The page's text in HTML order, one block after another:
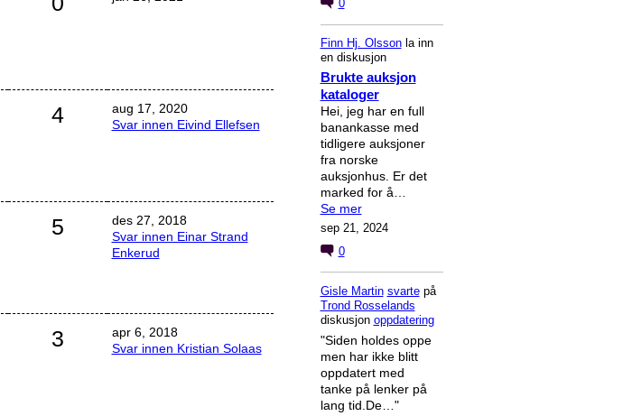
4
aug 17, 2020
Svar innen Eivind Ellefsen
5
des 27, 2018
Svar innen Einar Strand
Enkerud
3
apr 6, 2018
Svar innen Kristian Solaas
0
Finn Hj. Olssonla inn
en diskusjon
Brukte auksjon
kataloger
Hei, jeg har en full
banankasse med
tidligere auksjoner
fra norske
auksjonhus. Er det
marked for å…
Se mer
sep 21, 2024
0
Gisle Martin svartepå
Trond Rosselands
diskusjon oppdatering
"Siden holdes oppe
men har ikke blitt
oppdatert med
tanke på lenker på
lang tid.De…"